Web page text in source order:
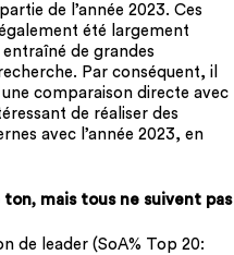
de l’année 2023. Ces
été largement
de grandes
Par conséquent, il
comparaison directe avec
de réaliser des
avec l’année 2023, en
mais tous ne suivent pas
de leader (SoA% Top 20: